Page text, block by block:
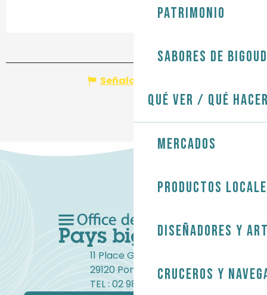
Patrimonio
Sabores de
Qué ver / Qué
Mercados
Productos
Diseñadores y
Cruceros y
Señalar un error
11 Place Gambetta
29120 Pont-l'Abbé
TEL : 02 98 82 37 99